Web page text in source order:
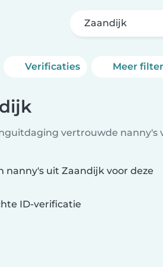
Zaandijk
Verificaties Meer
vertrouwde nanny's
nanny's uit Zaandijk voor deze
ID-verificatie